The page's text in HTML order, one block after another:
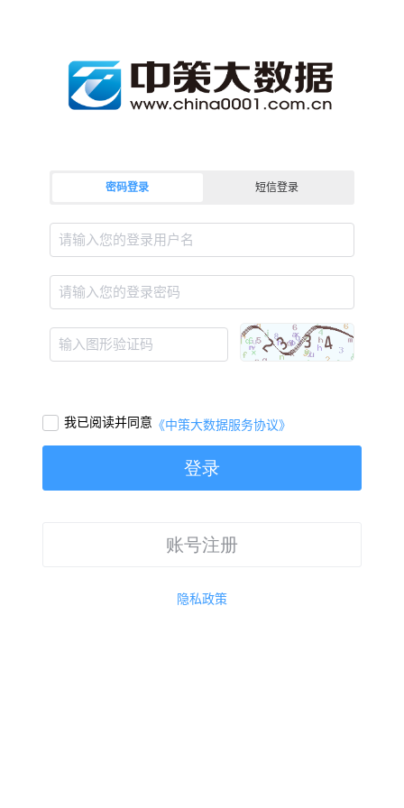
密码登录 短信登录
请输入您的登录用户名
请输入您的登录密码
输入图形验证码
我已阅读并同意 《中策大数据服务协议》
登录
账号注册
隐私政策